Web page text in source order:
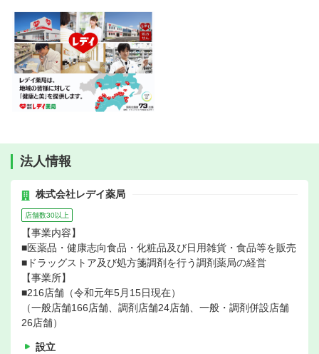
法人情報
株式会社レデイ薬局
店舗数30以上
【事業内容】
■医薬品・健康志向食品・化粧品及び日用雑貨・食品等を販売
■ドラッグストア及び処方箋調剤を行う調剤薬局の経営
【事業所】
■216店舗（令和元年5月15日現在）
（一般店舗166店舗、調剤店舗24店舗、一般・調剤併設店舗
26店舗）
設立